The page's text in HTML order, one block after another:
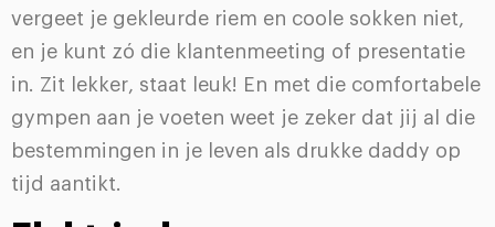
vergeet je gekleurde riem en coole sokken niet,
en je kunt zó die klantenmeeting of presentatie
in. Zit lekker, staat leuk! En met die comfortabele
gympen aan je voeten weet je zeker dat jij al die
bestemmingen in je leven als drukke daddy op
tijd aantikt.